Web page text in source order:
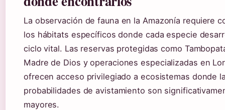
La observación de fauna en la Amazonía requiere
los hábitats específicos donde cada especie
ciclo vital. Las reservas protegidas como
Madre de Dios y operaciones especializadas en
ofrecen acceso privilegiado a ecosistemas donde
probabilidades de avistamiento son
mayores.